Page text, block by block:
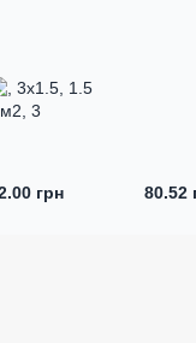
грн 80.52